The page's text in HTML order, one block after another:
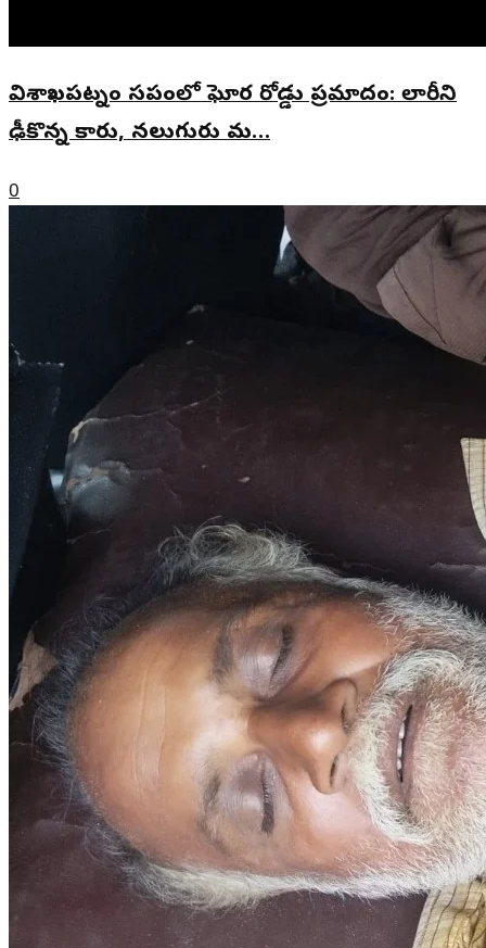
విశాఖపట్నం సమీపంలో ఘోర రోడ్డు ప్రమాదం: లారీని
ఢీకొన్న కారు, నలుగురు మ…
0